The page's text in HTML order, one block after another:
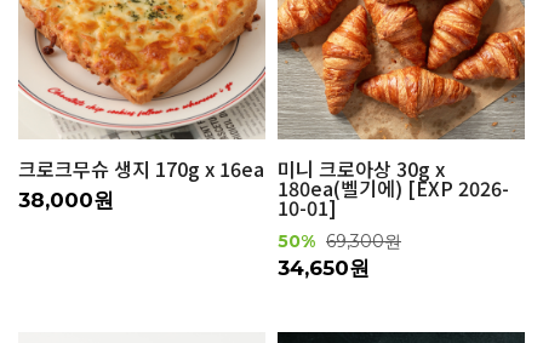
크로크무슈 생지 170g x 16ea
38,000원
미니 크로아상 30g x
180ea(벨기에) [EXP 2026-
10-01]
50% 69,300원
34,650원